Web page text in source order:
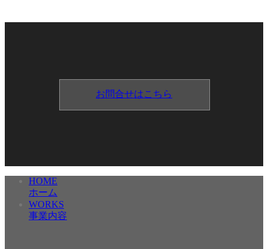
お問合せはこちら
HOME
ホーム
WORKS
事業内容